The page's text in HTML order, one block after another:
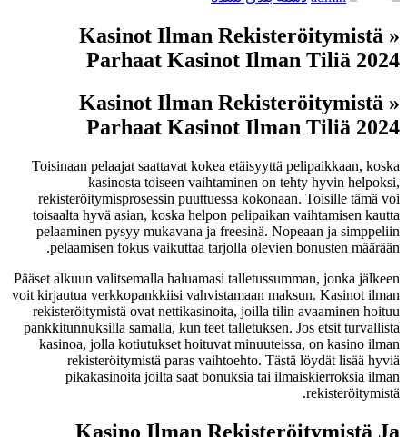
Kasinot Ilman Rekisteröitymistä »
Parhaat Kasinot Ilman Tiliä 2024
Kasinot Ilman Rekisteröitymistä »
Parhaat Kasinot Ilman Tiliä 2024
Toisinaan pelaajat saattavat kokea etäisyyttä pelipaikkaan, koska
kasinosta toiseen vaihtaminen on tehty hyvin helpoksi,
rekisteröitymisprosessin puuttuessa kokonaan. Toisille tämä voi
toisaalta hyvä asian, koska helpon pelipaikan vaihtamisen kautta
pelaaminen pysyy mukavana ja freesinä. Nopeaan ja simppeliin
pelaamisen fokus vaikuttaa tarjolla olevien bonusten määrään.
Pääset alkuun valitsemalla haluamasi talletussumman, jonka jälkeen
voit kirjautua verkkopankkiisi vahvistamaan maksun. Kasinot ilman
rekisteröitymistä ovat nettikasinoita, joilla tilin avaaminen hoituu
pankkitunnuksilla samalla, kun teet talletuksen. Jos etsit turvallista
kasinoa, jolla kotiutukset hoituvat minuuteissa, on kasino ilman
rekisteröitymistä paras vaihtoehto. Tästä löydät lisää hyviä
pikakasinoita joilta saat bonuksia tai ilmaiskierroksia ilman
rekisteröitymistä.
Kasino Ilman Rekisteröitymistä Ja